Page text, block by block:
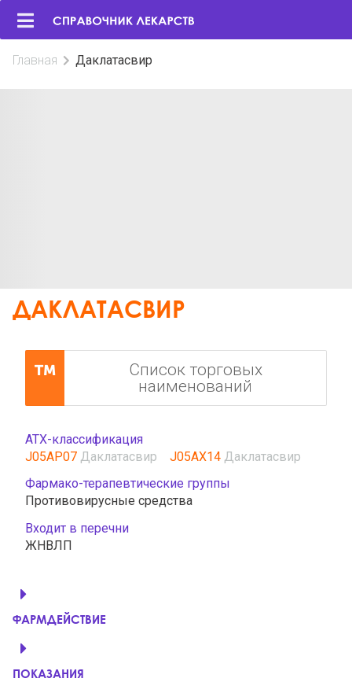
Главная Даклатасвир
ДАКЛАТАСВИР
Список торговых
наименований
АТХ-классификация
J05AP07 Даклатасвир J05AX14 Даклатасвир
Фармако-терапевтические группы
Противовирусные средства
Входит в перечни
ЖНВЛП
ФАРМДЕЙСТВИЕ
ПОКАЗАНИЯ